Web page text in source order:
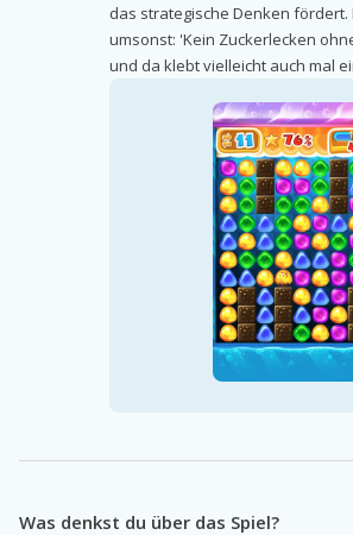
das strategische Denken fördert.
umsonst: 'Kein Zuckerlecken
und da klebt vielleicht auch mal
Was denkst du über das Spiel?